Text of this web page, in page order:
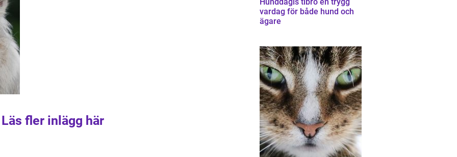
Läs fler inlägg här
vardag för både hund och
ägare